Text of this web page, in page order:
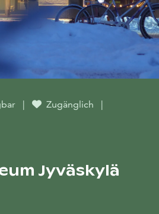
| Zugänglich
|
Jyväskylä